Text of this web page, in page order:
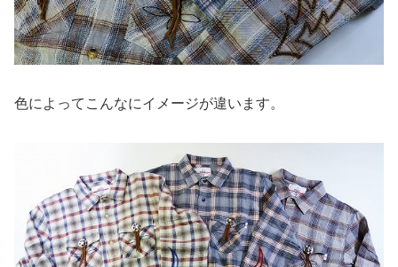
色によってこんなにイメージが違います。